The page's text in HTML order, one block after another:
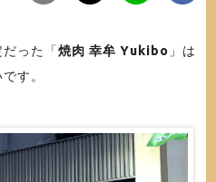
った「焼肉 幸牟 Yukibo 」は
す。